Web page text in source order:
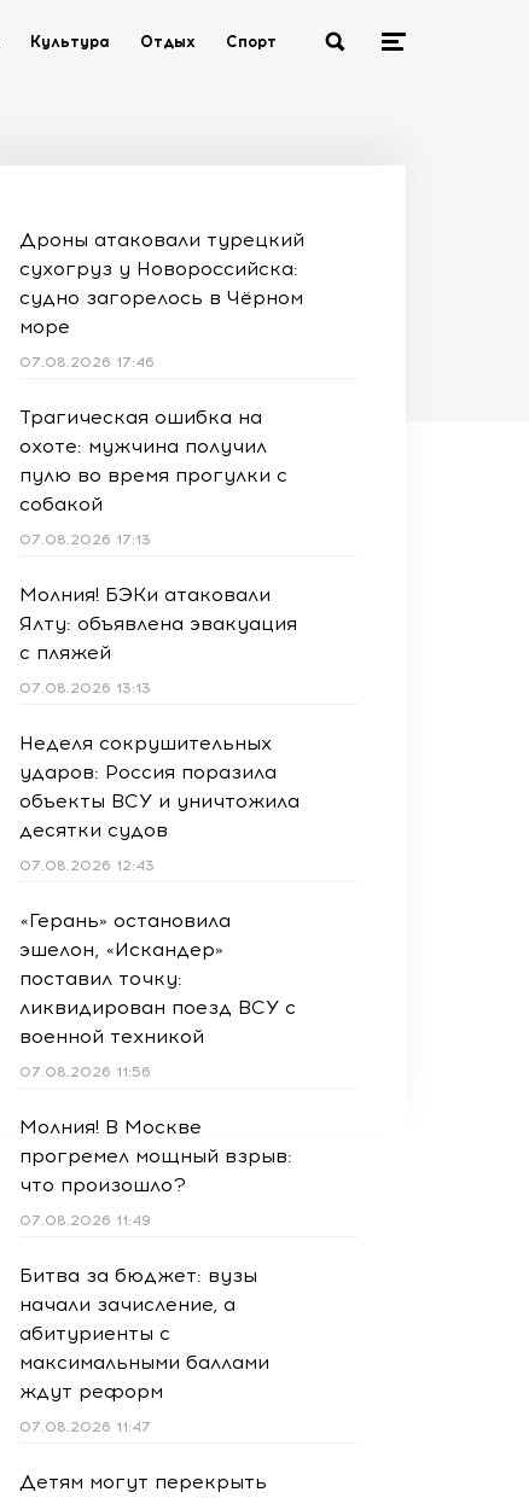
Культура Отдых Спорт
Дроны атаковали турецкий
сухогруз у Новороссийска:
судно загорелось в Чёрном
море
07.08.2026 17:46
Трагическая ошибка на
охоте: мужчина получил
пулю во время прогулки с
собакой
07.08.2026 17:13
Молния! БЭКи атаковали
Ялту: объявлена эвакуация
с пляжей
07.08.2026 13:13
Неделя сокрушительных
ударов: Россия поразила
объекты ВСУ и уничтожила
десятки судов
07.08.2026 12:43
«Герань» остановила
эшелон, «Искандер»
поставил точку:
ликвидирован поезд ВСУ с
военной техникой
07.08.2026 11:56
Молния! В Москве
прогремел мощный взрыв:
что произошло?
07.08.2026 11:49
Битва за бюджет: вузы
начали зачисление, а
абитуриенты с
максимальными баллами
ждут реформ
07.08.2026 11:47
Детям могут перекрыть